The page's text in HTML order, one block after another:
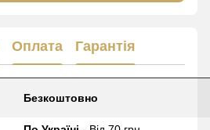
Оплата Гарантія
Безкоштовно